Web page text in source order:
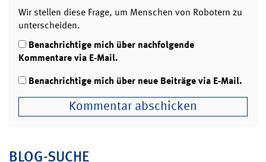
Wir stellen diese Frage, um Menschen von Robotern zu
unterscheiden.
Benachrichtige mich über nachfolgende
Kommentare via E-Mail.
Benachrichtige mich über neue Beiträge via E-Mail.
BLOG-SUCHE